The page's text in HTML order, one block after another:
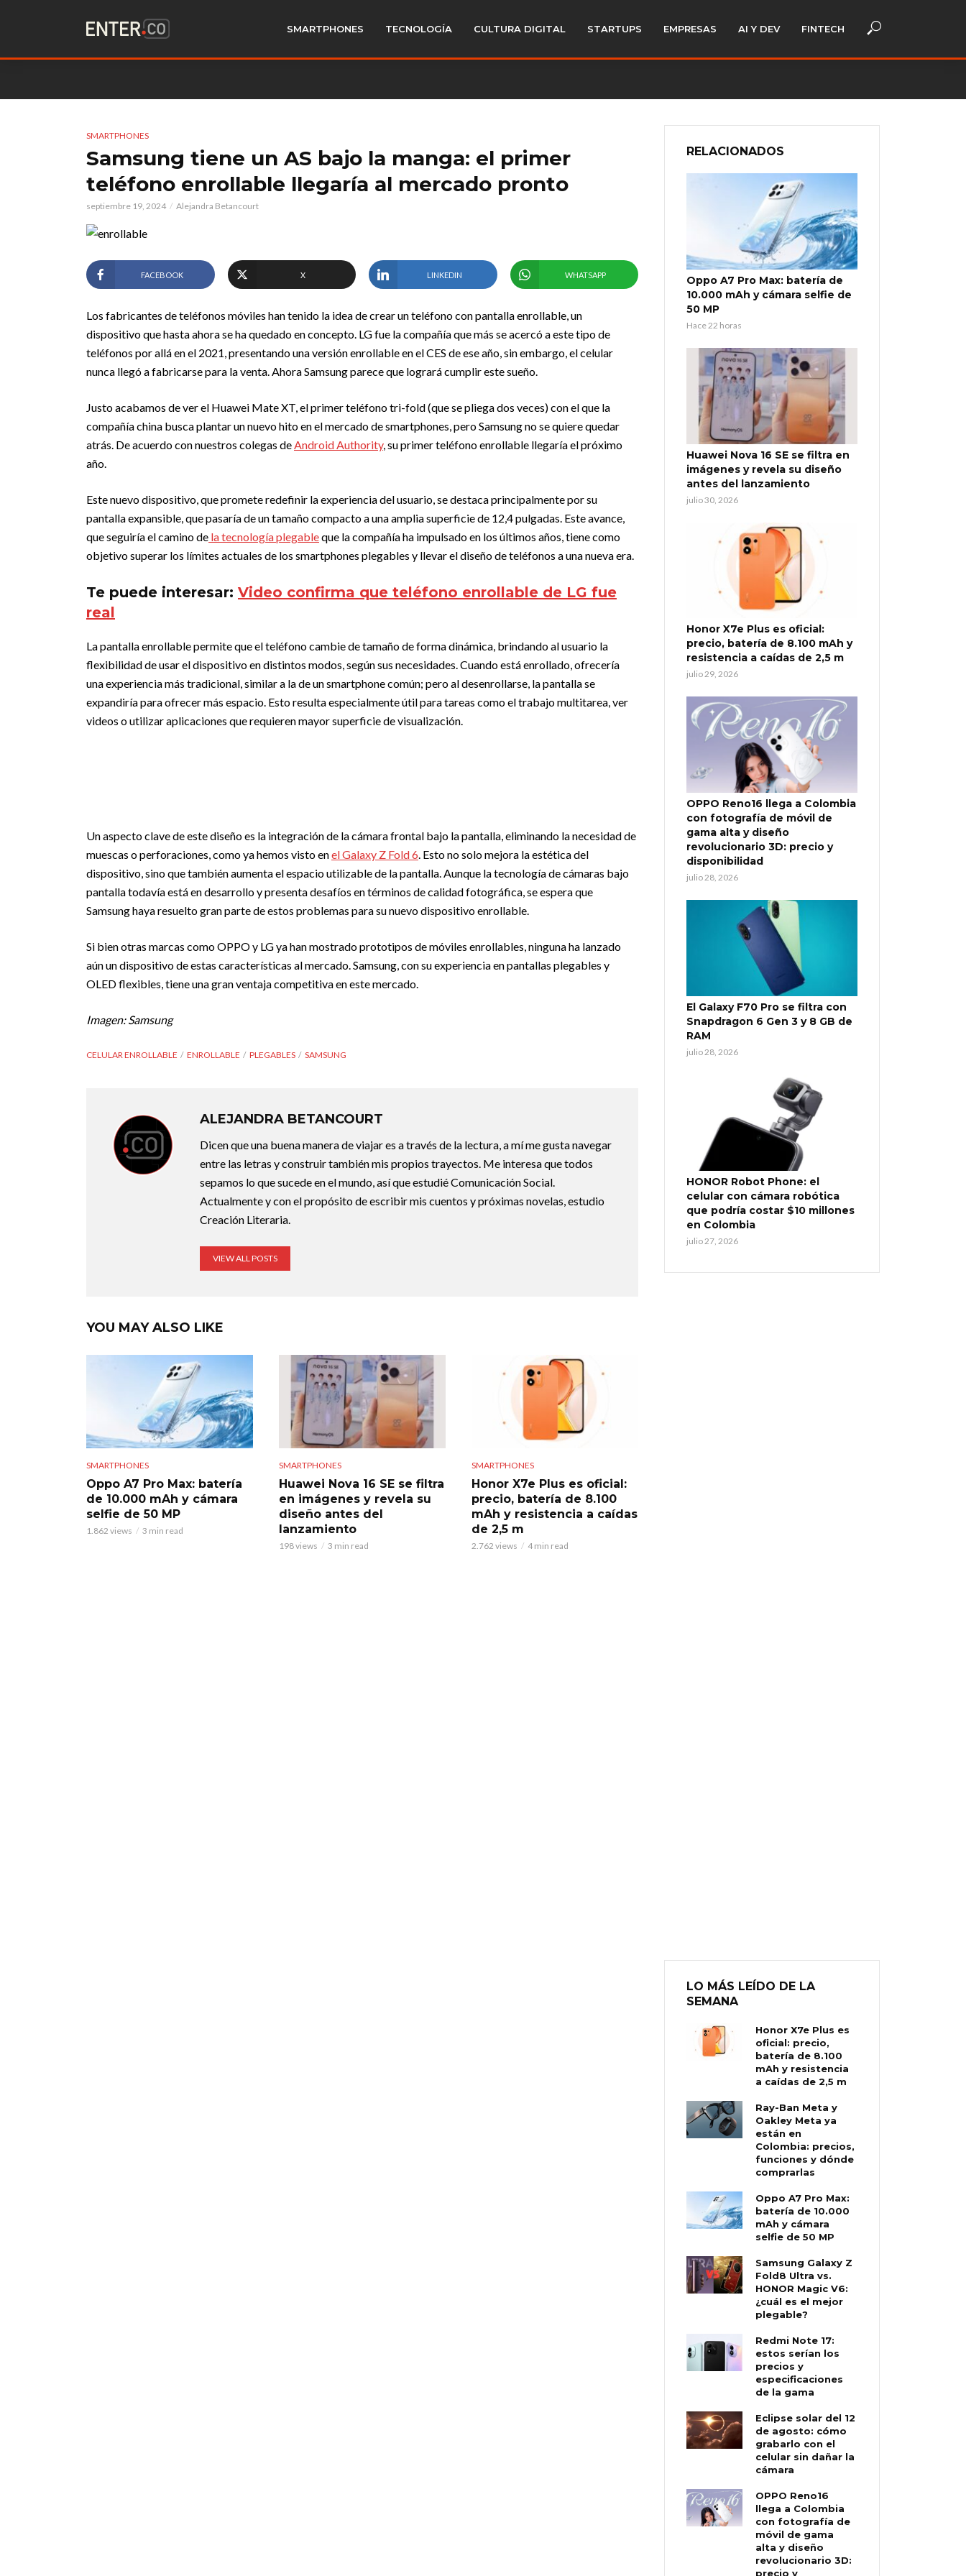
SMARTPHONES TECNOLOGÍA CULTURA DIGITAL STARTUPS EMPRESAS AI Y DEV FINTECH
SMARTPHONES
Samsung tiene un AS bajo la manga: el primer
teléfono enrollable llegaría al mercado pronto
septiembre 19, 2024 Alejandra Betancourt
FACEBOOK X LINKEDIN WHATSAPP
Los fabricantes de teléfonos móviles han tenido la idea de crear un teléfono con pantalla enrollable, un
dispositivo que hasta ahora se ha quedado en concepto. LG fue la compañía que más se acercó a este tipo de
teléfonos por allá en el 2021, presentando una versión enrollable en el CES de ese año, sin embargo, el celular
nunca llegó a fabricarse para la venta. Ahora Samsung parece que logrará cumplir este sueño.
Justo acabamos de ver el Huawei Mate XT, el primer teléfono tri-fold (que se pliega dos veces) con el que la
compañía china busca plantar un nuevo hito en el mercado de smartphones, pero Samsung no se quiere quedar
atrás. De acuerdo con nuestros colegas deAndroid Authority, su primer teléfono enrollable llegaría el próximo
año.
Este nuevo dispositivo, que promete redefinir la experiencia del usuario, se destaca principalmente por su
pantalla expansible, que pasaría de un tamaño compacto a una amplia superficie de 12,4 pulgadas. Este avance,
que seguiría el camino de la tecnología plegableque la compañía ha impulsado en los últimos años, tiene como
objetivo superar los límites actuales de los smartphones plegables y llevar el diseño de teléfonos a una nueva era.
Te puede interesar: Video confirma que teléfono enrollable de LG fue
real
La pantalla enrollable permite que el teléfono cambie de tamaño de forma dinámica, brindando al usuario la
flexibilidad de usar el dispositivo en distintos modos, según sus necesidades. Cuando está enrollado, ofrecería
una experiencia más tradicional, similar a la de un smartphone común; pero al desenrollarse, la pantalla se
expandiría para ofrecer más espacio. Esto resulta especialmente útil para tareas como el trabajo multitarea, ver
videos o utilizar aplicaciones que requieren mayor superficie de visualización.
Un aspecto clave de este diseño es la integración de la cámara frontal bajo la pantalla, eliminando la necesidad de
muescas o perforaciones, como ya hemos visto enel Galaxy Z Fold 6. Esto no solo mejora la estética del
dispositivo, sino que también aumenta el espacio utilizable de la pantalla. Aunque la tecnología de cámaras bajo
pantalla todavía está en desarrollo y presenta desafíos en términos de calidad fotográfica, se espera que
Samsung haya resuelto gran parte de estos problemas para su nuevo dispositivo enrollable.
Si bien otras marcas como OPPO y LG ya han mostrado prototipos de móviles enrollables, ninguna ha lanzado
aún un dispositivo de estas características al mercado. Samsung, con su experiencia en pantallas plegables y
OLED flexibles, tiene una gran ventaja competitiva en este mercado.
Imagen: Samsung
CELULAR ENROLLABLE ENROLLABLE PLEGABLES SAMSUNG
ALEJANDRA BETANCOURT
Dicen que una buena manera de viajar es a través de la lectura, a mí me gusta navegar
entre las letras y construir también mis propios trayectos. Me interesa que todos
sepamos lo que sucede en el mundo, así que estudié Comunicación Social.
Actualmente y con el propósito de escribir mis cuentos y próximas novelas, estudio
Creación Literaria.
VIEW ALL POSTS
YOU MAY ALSO LIKE
SMARTPHONES
Oppo A7 Pro Max: batería
de 10.000 mAh y cámara
selfie de 50 MP
1.862 views 3 min read
SMARTPHONES
Huawei Nova 16 SE se filtra
en imágenes y revela su
diseño antes del
lanzamiento
198 views 3 min read
SMARTPHONES
Honor X7e Plus es oficial:
precio, batería de 8.100
mAh y resistencia a caídas
de 2,5 m
2.762 views 4 min read
RELACIONADOS
Oppo A7 Pro Max: batería de
10.000 mAh y cámara selfie de
50 MP
Hace 22 horas
Huawei Nova 16 SE se filtra en
imágenes y revela su diseño
antes del lanzamiento
julio 30, 2026
Honor X7e Plus es oficial:
precio, batería de 8.100 mAh y
resistencia a caídas de 2,5 m
julio 29, 2026
OPPO Reno16 llega a Colombia
con fotografía de móvil de
gama alta y diseño
revolucionario 3D: precio y
disponibilidad
julio 28, 2026
El Galaxy F70 Pro se filtra con
Snapdragon 6 Gen 3 y 8 GB de
RAM
julio 28, 2026
HONOR Robot Phone: el
celular con cámara robótica
que podría costar $10 millones
en Colombia
julio 27, 2026
LO MÁS LEÍDO DE LA
SEMANA
Honor X7e Plus es
oficial: precio,
batería de 8.100
mAh y resistencia
a caídas de 2,5 m
Ray-Ban Meta y
Oakley Meta ya
están en
Colombia: precios,
funciones y dónde
comprarlas
Oppo A7 Pro Max:
batería de 10.000
mAh y cámara
selfie de 50 MP
Samsung Galaxy Z
Fold8 Ultra vs.
HONOR Magic V6:
¿cuál es el mejor
plegable?
Redmi Note 17:
estos serían los
precios y
especificaciones
de la gama
Eclipse solar del 12
de agosto: cómo
grabarlo con el
celular sin dañar la
cámara
OPPO Reno16
llega a Colombia
con fotografía de
móvil de gama
alta y diseño
revolucionario 3D:
precio y